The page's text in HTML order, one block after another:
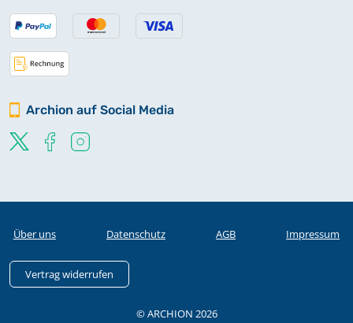
Archion auf Social Media
Über uns Datenschutz AGB Impressum
Vertrag widerrufen
© ARCHION 2026